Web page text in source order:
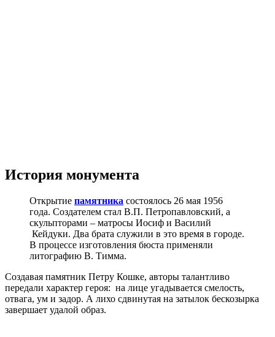
История монумента
Открытие памятника состоялось 26 мая 1956
года. Создателем стал В.П. Петропавловский, а
скульпторами – матросы Иосиф и Василий
Кейдуки. Два брата служили в это время в городе.
В процессе изготовления бюста применяли
литографию В. Тимма.
Создавая памятник Петру Кошке, авторы талантливо
передали характер героя: на лице угадывается смелость,
отвага, ум и задор. А лихо сдвинутая на затылок бескозырка
завершает удалой образ.